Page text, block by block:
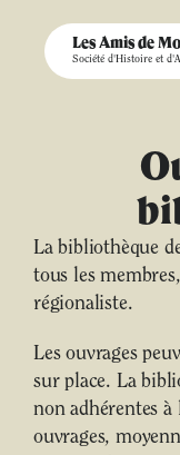
Les Amis de
Société d'Histoire et
La bibliothèque
tous les
régionaliste.
Les ouvrages
sur place. La
non adhérentes
ouvrages,